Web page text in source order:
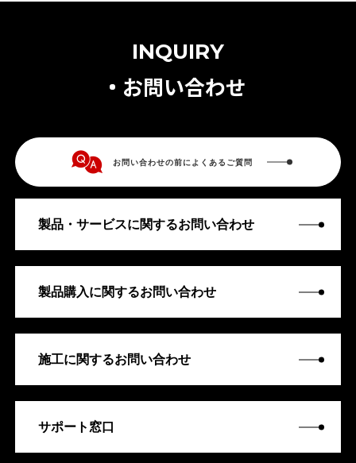
INQUIRY
お問い合わせ
お問い合わせの前によくあるご質問
製品・サービスに関するお問い合わせ
製品購入に関するお問い合わせ
施工に関するお問い合わせ
サポート窓口